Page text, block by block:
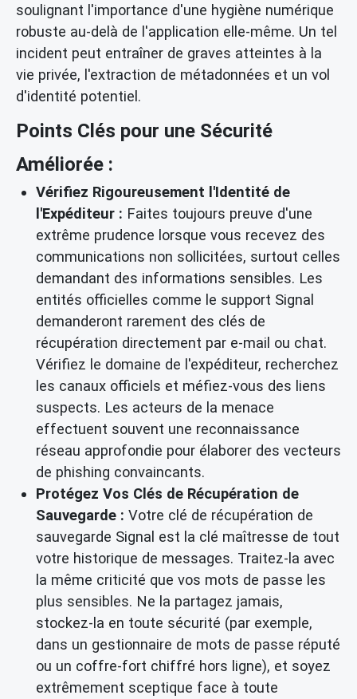
soulignant l'importance d'une hygiène numérique
robuste au-delà de l'application elle-même. Un tel
incident peut entraîner de graves atteintes à la
vie privée, l'extraction de métadonnées et un vol
d'identité potentiel.
Points Clés pour une Sécurité
Améliorée :
Vérifiez Rigoureusement l'Identité de
l'Expéditeur : Faites toujours preuve d'une
extrême prudence lorsque vous recevez des
communications non sollicitées, surtout celles
demandant des informations sensibles. Les
entités officielles comme le support Signal
demanderont rarement des clés de
récupération directement par e-mail ou chat.
Vérifiez le domaine de l'expéditeur, recherchez
les canaux officiels et méfiez-vous des liens
suspects. Les acteurs de la menace
effectuent souvent une reconnaissance
réseau approfondie pour élaborer des vecteurs
de phishing convaincants.
Protégez Vos Clés de Récupération de
Sauvegarde : Votre clé de récupération de
sauvegarde Signal est la clé maîtresse de tout
votre historique de messages. Traitez-la avec
la même criticité que vos mots de passe les
plus sensibles. Ne la partagez jamais,
stockez-la en toute sécurité (par exemple,
dans un gestionnaire de mots de passe réputé
ou un coffre-fort chiffré hors ligne), et soyez
extrêmement sceptique face à toute